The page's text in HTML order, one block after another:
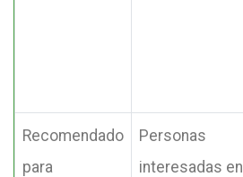
Recomendado
para
Personas
interesadas en